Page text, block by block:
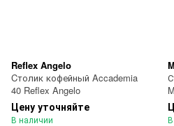
Reflex Angelo
Cтолик кофейный Accademia
40 Reflex Angelo
Цену уточняйте
В наличии